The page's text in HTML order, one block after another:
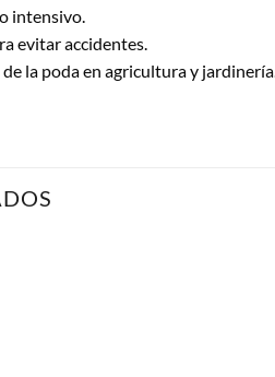
intensivo.
evitar accidentes.
la poda en agricultura y jardinería.